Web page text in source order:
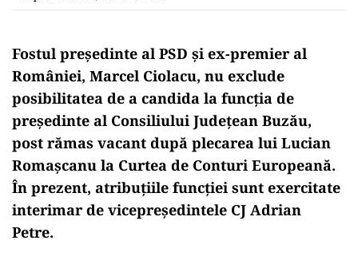
Fostul preşedinte al PSD şi ex-premier al
României, Marcel Ciolacu, nu exclude
posibilitatea de a candida la funcţia de
preşedinte al Consiliului Judeţean Buzău,
post rămas vacant după plecarea lui Lucian
Romaşcanu la Curtea de Conturi Europeană.
În prezent, atribuţiile funcţiei sunt exercitate
interimar de vicepreşedintele CJ Adrian
Petre.